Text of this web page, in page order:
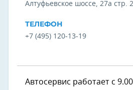
Алтуфьевское шоссе, 27а стр. 2
ТЕЛЕФОН
+7 (495) 120-13-19
Автосервис работает с